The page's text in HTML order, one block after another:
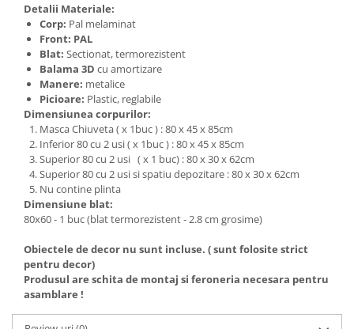
Detalii Materiale:
Corp: Pal melaminat
Front: PAL
Blat: Sectionat, termorezistent
Balama 3D cu amortizare
Manere: metalice
Picioare: Plastic, reglabile
Dimensiunea corpurilor:
Masca Chiuveta ( x 1buc ) : 80 x 45 x 85cm
Inferior 80 cu 2 usi ( x 1buc ) : 80 x 45 x 85cm
Superior 80 cu 2 usi ( x 1 buc) : 80 x 30 x 62cm
Superior 80 cu 2 usi si spatiu depozitare : 80 x 30 x 62cm
Nu contine plinta
Dimensiune blat:
80x60 - 1 buc (blat termorezistent - 2.8 cm grosime)
Obiectele de decor nu sunt incluse. ( sunt folosite strict
pentru decor)
Produsul are schita de montaj si feroneria necesara pentru
asamblare !